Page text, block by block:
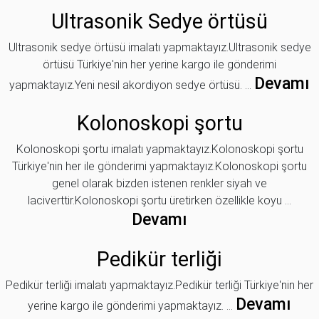
Ultrasonik Sedye örtüsü
Ultrasonik sedye örtüsü imalatı yapmaktayız.Ultrasonik sedye
örtüsü Türkiye'nin her yerine kargo ile gönderimi
yapmaktayız.Yeni nesil akordiyon sedye örtüsü. ... Devamı
Kolonoskopi şortu
Kolonoskopi şortu imalatı yapmaktayız.Kolonoskopi şortu
Türkiye'nin her ile gönderimi yapmaktayız.Kolonoskopi şortu
genel olarak bizden istenen renkler siyah ve
laciverttir.Kolonoskopi şortu üretirken özellikle koyu ...
Devamı
Pedikür terliği
Pedikür terliği imalatı yapmaktayız.Pedikür terliği Türkiye'nin her
yerine kargo ile gönderimi yapmaktayız. ... Devamı